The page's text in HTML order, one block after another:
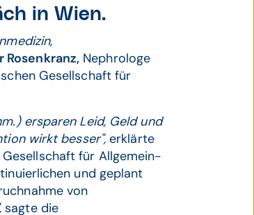
in Wien.
Rosenkranz, Nephrologe
Gesellschaft für
ersparen Leid, Geld und
wirkt besser", erklärte
für Allgemein-
und geplant
von
sagte die